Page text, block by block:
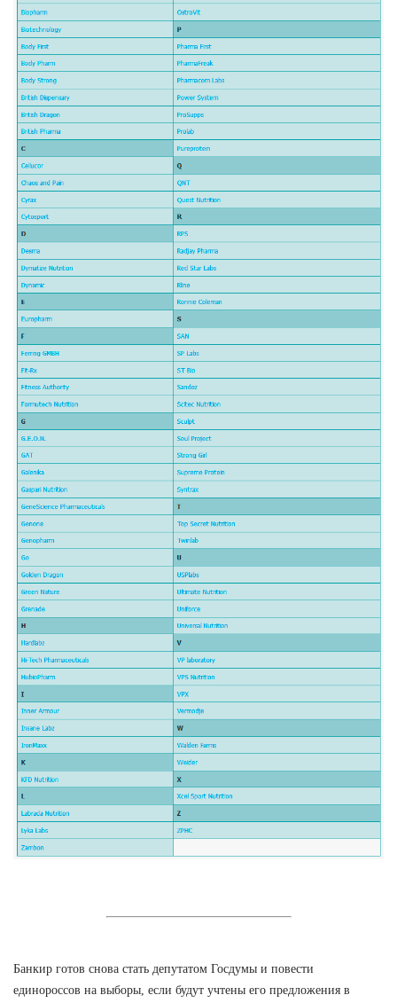
Банкир готов снова стать депутатом Госдумы и повести
единороссов на выборы, если будут учтены его предложения в